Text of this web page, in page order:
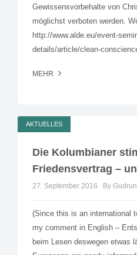
Gewissensvorbehalte von
möglichst verboten werden.
http://www.alde.eu/event-
details/article/clean-
MEHR
AKTUELLES
Die Kolumbianer
Friedensvertrag –
27. September 2016 By
(Since this is an international
my comment in English –
beim Lesen deswegen etwas